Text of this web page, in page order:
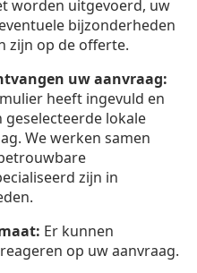
worden uitgevoerd, uw
bijzonderheden
zijn op de offerte.
uw aanvraag:
heeft ingevuld en
lokale
We werken samen
zijn in
Er kunnen
op uw aanvraag.